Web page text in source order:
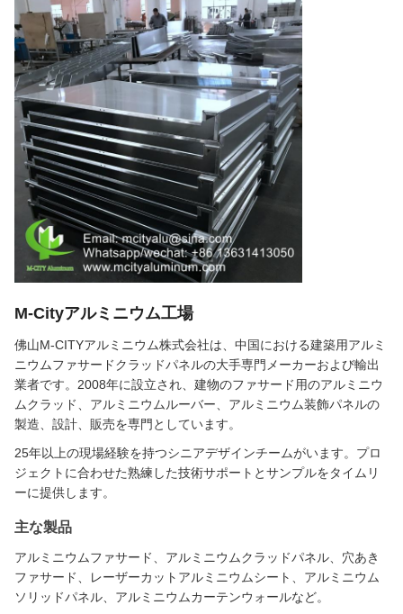
M-Cityアルミニウム工場
佛山M-CITYアルミニウム株式会社は、中国における建築用アルミ
ニウムファサードクラッドパネルの大手専門メーカーおよび輸出
業者です。2008年に設立され、建物のファサード用のアルミニウ
ムクラッド、アルミニウムルーバー、アルミニウム装飾パネルの
製造、設計、販売を専門としています。
25年以上の現場経験を持つシニアデザインチームがいます。プロ
ジェクトに合わせた熟練した技術サポートとサンプルをタイムリ
ーに提供します。
主な製品
アルミニウムファサード、アルミニウムクラッドパネル、穴あき
ファサード、レーザーカットアルミニウムシート、アルミニウム
ソリッドパネル、アルミニウムカーテンウォールなど。